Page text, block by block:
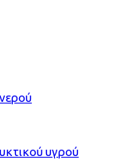
υγρού